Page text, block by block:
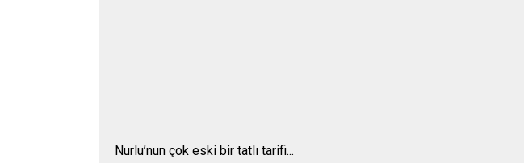
Nurlu’nun çok eski bir tatlı tarifi...